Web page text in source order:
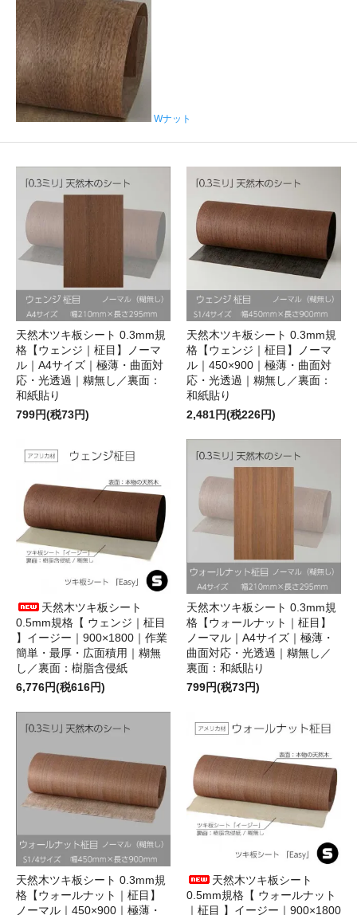
Wナット
天然木ツキ板シート 0.3mm規
格【ウェンジ｜柾目】ノーマ
ル｜A4サイズ｜極薄・曲面対
応・光透過｜糊無し／裏面：
和紙貼り
799円(税73円)
天然木ツキ板シート 0.3mm規
格【ウェンジ｜柾目】ノーマ
ル｜450×900｜極薄・曲面対
応・光透過｜糊無し／裏面：
和紙貼り
2,481円(税226円)
天然木ツキ板シート
0.5mm規格【 ウェンジ｜柾目
】イージー｜900×1800｜作業
簡単・最厚・広面積用｜糊無
し／裏面：樹脂含侵紙
6,776円(税616円)
天然木ツキ板シート 0.3mm規
格【ウォールナット｜柾目】
ノーマル｜A4サイズ｜極薄・
曲面対応・光透過｜糊無し／
裏面：和紙貼り
799円(税73円)
天然木ツキ板シート 0.3mm規
格【ウォールナット｜柾目】
ノーマル｜450×900｜極薄・
天然木ツキ板シート
0.5mm規格【 ウォールナット
｜柾目 】イージー｜900×1800